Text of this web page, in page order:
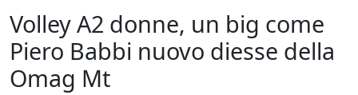
Volley A2 donne, un big come
Piero Babbi nuovo diesse della
Omag Mt